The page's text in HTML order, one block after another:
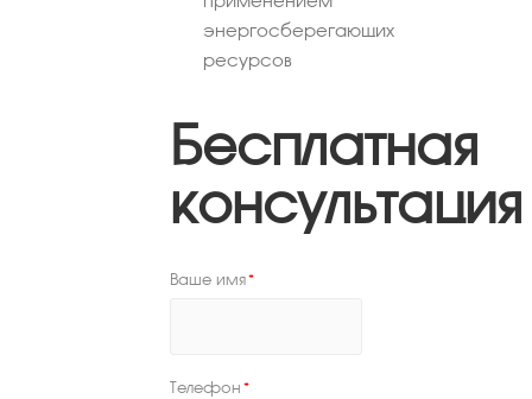
энергосберегающих
ресурсов
Бесплатная
консультация
Ваше имя*
Телефон *